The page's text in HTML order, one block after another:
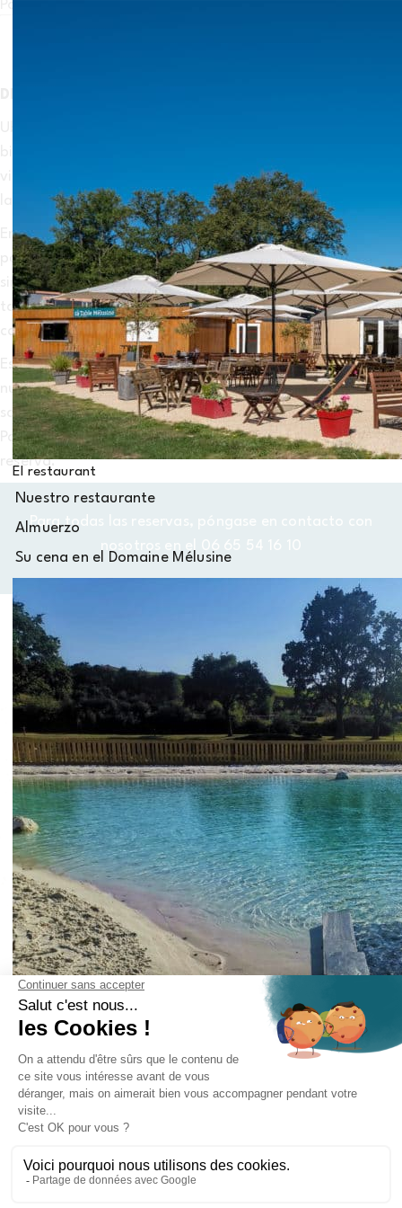
El restaurant
Nuestro restaurante
Almuerzo
Su cena en el Domaine Mélusine
La laguna
Pour bien finir la journée
vino o las cervezas artesanales, le encantará sentarse en
la terraza y ser atendido por un equipo de expertos.
En un ambiente cálido y relajado, todo está dispuesto
para disfrutar del momento, saboreando la cena
simplemente en la terraza o disfrutando de las cálidas
tardes con una copa en la mano, con los colores
cambiantes del estanque.
Estaremos encantados de ofrecerle los platos finos de
nuestro nuevo Chef de Cocina que combinan elegancia y
sabor a través de productos frescos y de temporada.
Para saber más, llame al 06 65 54 16 10 para hacer una
reserva.
Para todas las reservas, póngase en contacto con
SIGA CON NOSOTROS
El Domaine Mélusine, situado en Les Épesses, en
la Vendée, está abierto
de abril a noviembre.
En la propiedad de 10 hectáreas, le ofrecemos
alojamiento en cabañas
en cabañas y casas de campo de confort y
muchos otros servicios.